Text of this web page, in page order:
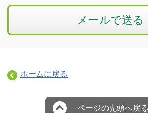
メールで送る
ホームに戻る
ページの先頭へ戻る